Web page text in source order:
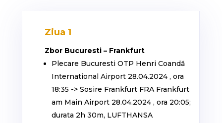
Ziua 1
Zbor Bucuresti – Frankfurt
Plecare Bucuresti OTP Henri Coandă
International Airport 28.04.2024 , ora
18:35 -> Sosire Frankfurt FRA Frankfurt
am Main Airport 28.04.2024 , ora 20:05;
durata 2h 30m, LUFTHANSA